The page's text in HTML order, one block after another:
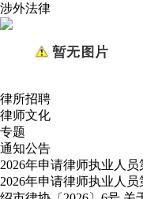
涉外法律
律所招聘
律师文化
专题
通知公告
2026年申请律师执业人
2026年申请律师执业人